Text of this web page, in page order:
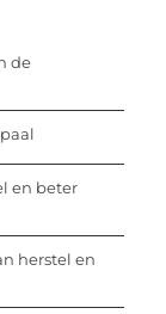
de
en beter
herstel en